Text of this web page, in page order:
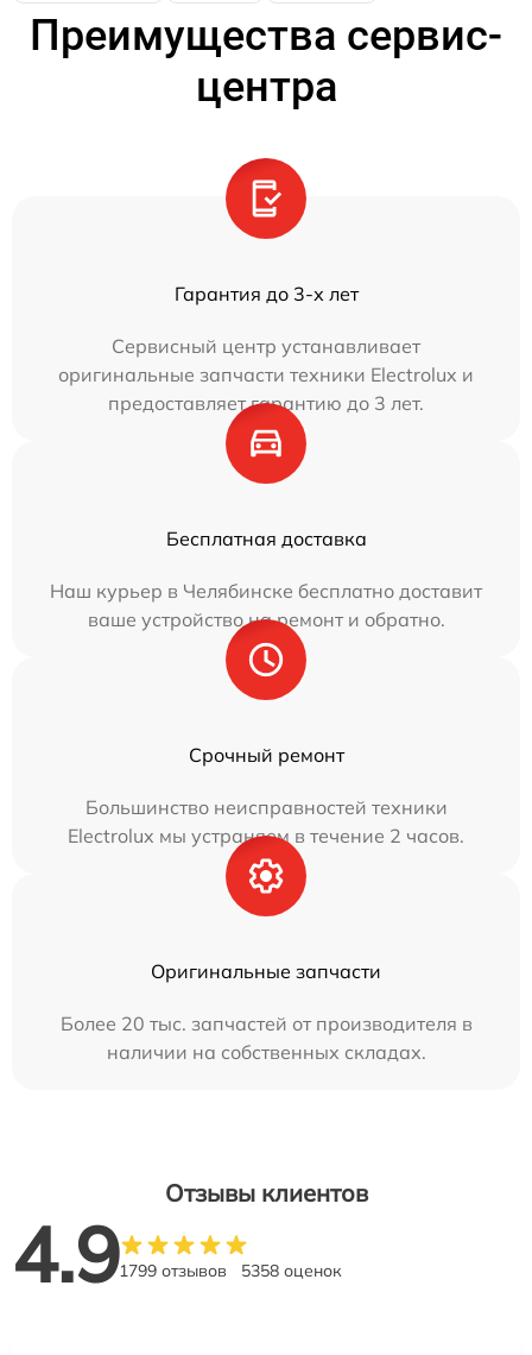
Преимущества сервис-
центра
Гарантия до 3-х лет
Сервисный центр устанавливает
оригинальные запчасти техники Electrolux и
предоставляет гарантию до 3 лет.
Бесплатная доставка
Наш курьер в Челябинске бесплатно доставит
ваше устройство на ремонт и обратно.
Срочный ремонт
Большинство неисправностей техники
Electrolux мы устраняем в течение 2 часов.
Оригинальные запчасти
Более 20 тыс. запчастей от производителя в
наличии на собственных складах.
Отзывы клиентов
4.91799 отзывов 5358 оценок